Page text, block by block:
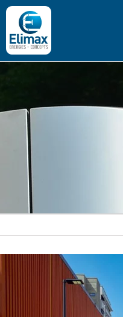
Passer
contenu